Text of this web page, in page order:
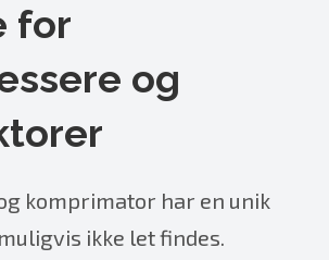
for
og
komprimator har en unik
ikke let findes.